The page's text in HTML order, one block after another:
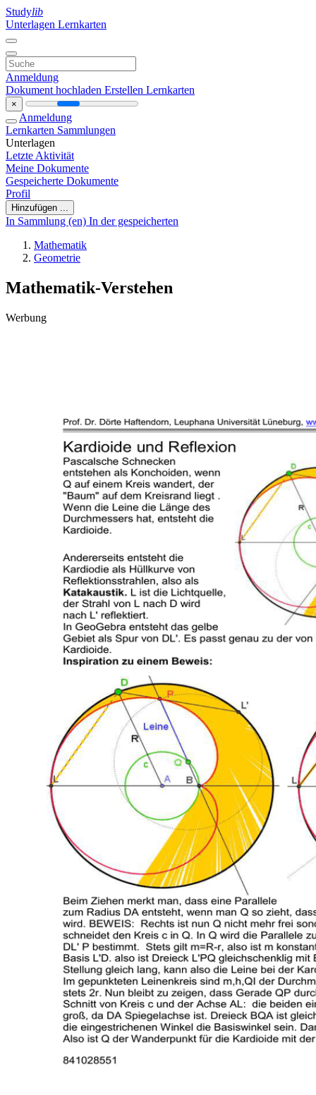
Studylib
Unterlagen Lernkarten
Anmeldung
Dokument hochladen Erstellen Lernkarten
×
Anmeldung
Lernkarten Sammlungen
Unterlagen
Letzte Aktivität
Meine Dokumente
Gespeicherte Dokumente
Profil
Hinzufügen ...
In Sammlung (en) In der gespeicherten
Mathematik
Geometrie
Mathematik-Verstehen
Werbung